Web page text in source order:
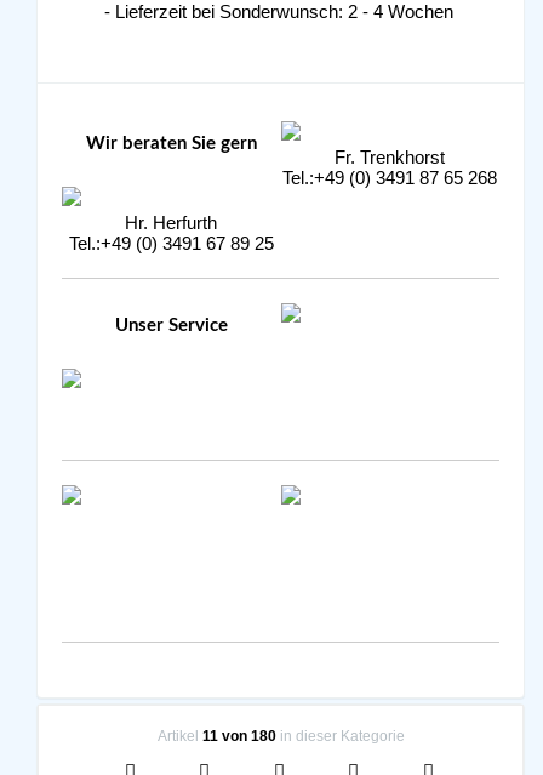
- Lieferzeit bei Sonderwunsch: 2 - 4 Wochen
Wir beraten Sie gern
Hr. Herfurth
Tel.:+49 (0) 3491 67 89 25
Fr. Trenkhorst
Tel.:+49 (0) 3491 87 65 268
Unser Service
Artikel 11 von 180in dieser Kategorie